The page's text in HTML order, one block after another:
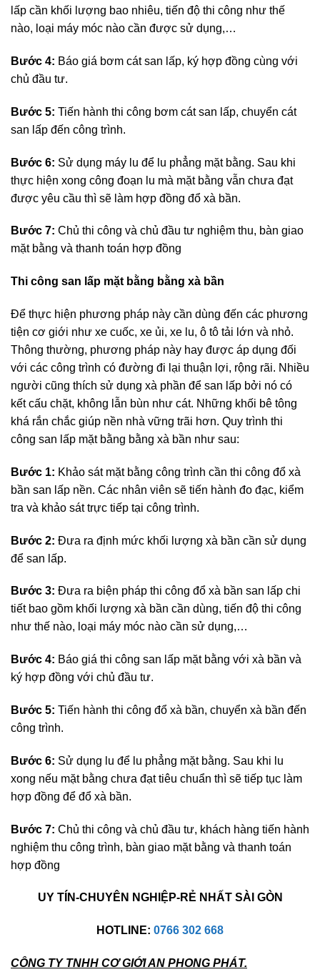
lấp cần khối lượng bao nhiêu, tiến độ thi công như thế
nào, loại máy móc nào cần được sử dụng,…
Bước 4: Báo giá bơm cát san lấp, ký hợp đồng cùng với
chủ đầu tư.
Bước 5: Tiến hành thi công bơm cát san lấp, chuyển cát
san lấp đến công trình.
Bước 6: Sử dụng máy lu để lu phẳng mặt bằng. Sau khi
thực hiện xong công đoạn lu mà mặt bằng vẫn chưa đạt
được yêu cầu thì sẽ làm hợp đồng đổ xà bần.
Bước 7: Chủ thi công và chủ đầu tư nghiệm thu, bàn giao
mặt bằng và thanh toán hợp đồng
Thi công san lấp mặt bằng bằng xà bần
Để thực hiện phương pháp này cần dùng đến các phương
tiện cơ giới như xe cuốc, xe ủi, xe lu, ô tô tải lớn và nhỏ.
Thông thường, phương pháp này hay được áp dụng đối
với các công trình có đường đi lại thuận lợi, rộng rãi. Nhiều
người cũng thích sử dụng xà phần để san lấp bởi nó có
kết cấu chặt, không lẫn bùn như cát. Những khối bê tông
khá rắn chắc giúp nền nhà vững trãi hơn. Quy trình thi
công san lấp mặt bằng bằng xà bần như sau:
Bước 1: Khảo sát mặt bằng công trình cần thi công đổ xà
bần san lấp nền. Các nhân viên sẽ tiến hành đo đạc, kiểm
tra và khảo sát trực tiếp tại công trình.
Bước 2: Đưa ra định mức khối lượng xà bần cần sử dụng
để san lấp.
Bước 3: Đưa ra biện pháp thi công đổ xà bần san lấp chi
tiết bao gồm khối lượng xà bần cần dùng, tiến độ thi công
như thế nào, loại máy móc nào cần sử dụng,…
Bước 4: Báo giá thi công san lấp mặt bằng với xà bần và
ký hợp đồng với chủ đầu tư.
Bước 5: Tiến hành thi công đổ xà bần, chuyển xà bần đến
công trình.
Bước 6: Sử dụng lu để lu phẳng mặt bằng. Sau khi lu
xong nếu mặt bằng chưa đạt tiêu chuẩn thì sẽ tiếp tục làm
hợp đồng để đổ xà bần.
Bước 7: Chủ thi công và chủ đầu tư, khách hàng tiến hành
nghiệm thu công trình, bàn giao mặt bằng và thanh toán
hợp đồng
UY TÍN-CHUYÊN NGHIỆP-RẺ NHẤT SÀI GÒN
HOTLINE: 0766 302 668
CÔNG TY TNHH CƠ GIỚI AN PHONG PHÁT.